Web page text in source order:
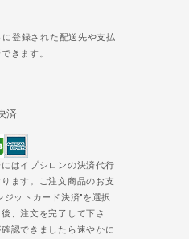
登録された配送先や支払
きます。
済
はイプシロンの決済代行
ます。ご注文商品のお支
ジットカード決済"を選択
、注文を完了して下さ
認できましたら速やかに